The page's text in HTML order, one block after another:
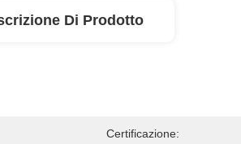
Di Prodotto
Certificazione: